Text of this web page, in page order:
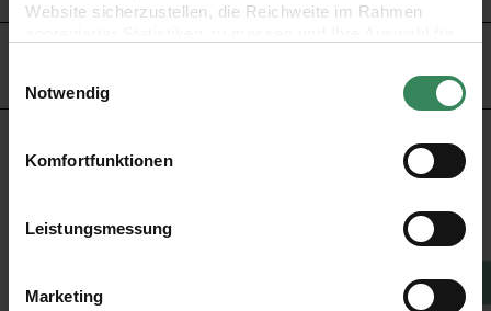
Website sicherzustellen, die Reichweite im Rahmen
Ihre Einwilligung ist freiwillig und kann jederzeit über den
Link „Cookie-Einstellungen“ im Fußbereich der Seite
verwendeten Technologien und den Empfängern der
Daten finden Sie in unserer Datenschutzerklärung.
Notwendig
Komfortfunktionen
Leistungsmessung
Marketing
KAUFEMPFEHLUNG